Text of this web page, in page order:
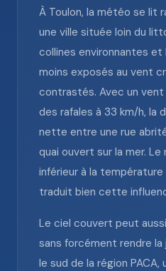
À Toulon, la météo se lit
une ville située loin du
collines environnantes et
moins exposés au vent
contrastés. Avec un vent
des rafales à 33 km/h, la
nette entre une rue
quai ouvert sur la mer. Le
inférieur à la température
traduit bien cette
Le ciel couvert peut
sans forcément rendre la
le sud de la région PACA,